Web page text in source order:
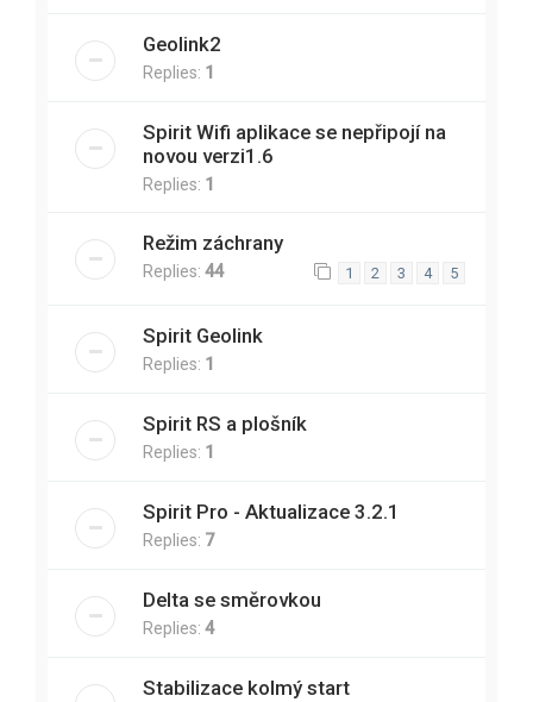
Geolink2
Replies: 1
Spirit Wifi aplikace se nepřipojí na
novou verzi1.6
Replies: 1
Režim záchrany
Replies: 44 1 2 3 4 5
Spirit Geolink
Replies: 1
Spirit RS a plošník
Replies: 1
Spirit Pro - Aktualizace 3.2.1
Replies: 7
Delta se směrovkou
Replies: 4
Stabilizace kolmý start